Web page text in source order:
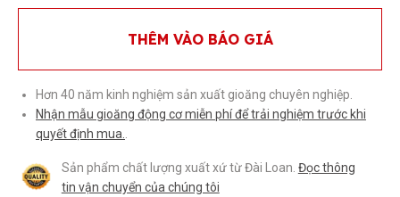
THÊM VÀO BÁO GIÁ
Hơn 40 năm kinh nghiệm sản xuất gioăng chuyên nghiệp.
Nhận mẫu gioăng động cơ miễn phí để trải nghiệm trước khi
quyết định mua.
Sản phẩm chất lượng xuất xứ từ Đài Loan. Đọc thông
tin vận chuyển của chúng tôi